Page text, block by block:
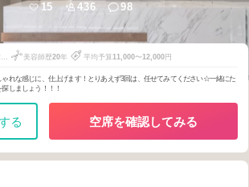
15 436 98
美容師歴20年 平均予算11,000〜12,000円
れな感じに、仕上げます！とりあえず3回は、任せてみてください☆一緒にた
しましょう！！！
る 空席を確認してみる